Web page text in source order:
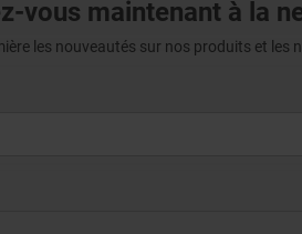
vous maintenant à la
les nouveautés sur nos produits et les